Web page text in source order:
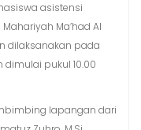
asistensi
Ma’had Al
dilaksanakan pada
dimulai pukul 10.00
lapangan dari